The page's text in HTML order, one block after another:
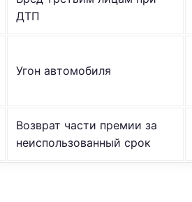
ДТП
Угон автомобиля
Возврат части премии за
неиспользованный срок